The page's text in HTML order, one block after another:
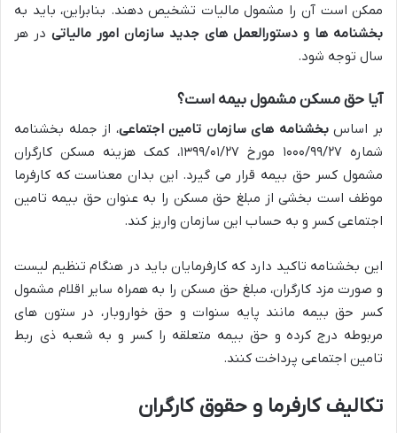
ممکن است آن را مشمول مالیات تشخیص دهند. بنابراین، باید به
بخشنامه ها و دستورالعمل های جدید سازمان امور مالیاتی در هر
سال توجه شود.
آیا حق مسکن مشمول بیمه است؟
بر اساسبخشنامه های سازمان تامین اجتماعی، از جمله بخشنامه
شماره ۱۰۰۰/۹۹/۲۷ مورخ ۱۳۹۹/۰۱/۲۷، کمک هزینه مسکن کارگران
مشمول کسر حق بیمه قرار می گیرد. این بدان معناست که کارفرما
موظف است بخشی از مبلغ حق مسکن را به عنوان حق بیمه تامین
اجتماعی کسر و به حساب این سازمان واریز کند.
این بخشنامه تاکید دارد که کارفرمایان باید در هنگام تنظیم لیست
و صورت مزد کارگران، مبلغ حق مسکن را به همراه سایر اقلام مشمول
کسر حق بیمه مانند پایه سنوات و حق خواروبار، در ستون های
مربوطه درج کرده و حق بیمه متعلقه را کسر و به شعبه ذی ربط
تامین اجتماعی پرداخت کنند.
تکالیف کارفرما و حقوق کارگران